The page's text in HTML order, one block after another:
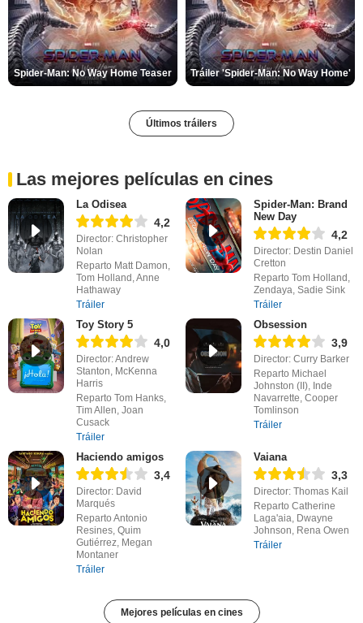
Spider-Man: No Way Home Teaser Tráiler 'Spider-Man: No Way Home'
Últimos tráilers
Las mejores películas en cines
La Odisea
4,2
Director: Christopher
Nolan
Reparto Matt Damon,
Tom Holland, Anne
Hathaway
Tráiler
Spider-Man: Brand
New Day
4,2
Director: Destin Daniel
Cretton
Reparto Tom Holland,
Zendaya, Sadie Sink
Tráiler
Toy Story 5
4,0
Director: Andrew
Stanton, McKenna
Harris
Reparto Tom Hanks,
Tim Allen, Joan
Cusack
Tráiler
Obsession
3,9
Director: Curry Barker
Reparto Michael
Johnston (II), Inde
Navarrette, Cooper
Tomlinson
Tráiler
Haciendo amigos
3,4
Director: David
Marqués
Reparto Antonio
Resines, Quim
Gutiérrez, Megan
Montaner
Tráiler
Vaiana
3,3
Director: Thomas Kail
Reparto Catherine
Laga'aia, Dwayne
Johnson, Rena Owen
Tráiler
Mejores películas en cines